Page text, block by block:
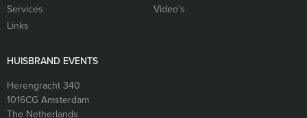
Services
Video’s
Links
HUISBRAND EVENTS
Herengracht 340
1016CG Amsterdam
The Netherlands